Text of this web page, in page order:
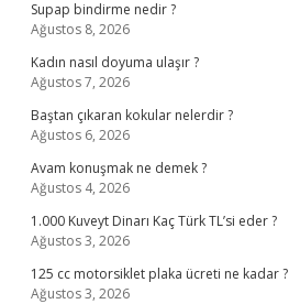
Supap bindirme nedir ?
Ağustos 8, 2026
Kadın nasıl doyuma ulaşır ?
Ağustos 7, 2026
Baştan çıkaran kokular nelerdir ?
Ağustos 6, 2026
Avam konuşmak ne demek ?
Ağustos 4, 2026
1.000 Kuveyt Dinarı Kaç Türk TL’si eder ?
Ağustos 3, 2026
125 cc motorsiklet plaka ücreti ne kadar ?
Ağustos 3, 2026